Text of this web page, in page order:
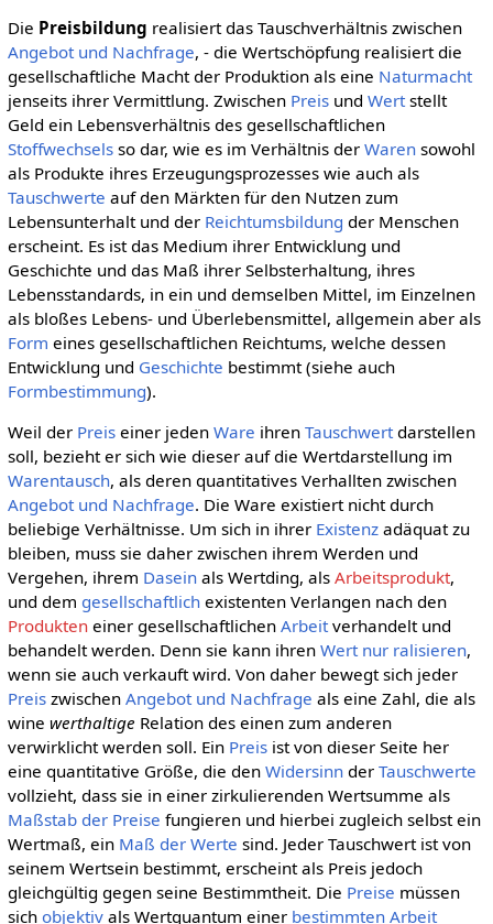
Die Preisbildung realisiert das Tauschverhältnis zwischen
Angebot und Nachfrage, - die Wertschöpfung realisiert die
gesellschaftliche Macht der Produktion als eine Naturmacht
jenseits ihrer Vermittlung. Zwischen Preisund Wertstellt
Geld ein Lebensverhältnis des gesellschaftlichen
Stoffwechselsso dar, wie es im Verhältnis der Warensowohl
als Produkte ihres Erzeugungsprozesses wie auch als
Tauschwerte auf den Märkten für den Nutzen zum
Lebensunterhalt und der Reichtumsbildung der Menschen
erscheint. Es ist das Medium ihrer Entwicklung und
Geschichte und das Maß ihrer Selbsterhaltung, ihres
Lebensstandards, in ein und demselben Mittel, im Einzelnen
als bloßes Lebens- und Überlebensmittel, allgemein aber als
Form eines gesellschaftlichen Reichtums, welche dessen
Entwicklung und Geschichte bestimmt (siehe auch
Formbestimmung).
Weil der Preiseiner jeden Ware ihren Tauschwertdarstellen
soll, bezieht er sich wie dieser auf die Wertdarstellung im
Warentausch, als deren quantitatives Verhallten zwischen
Angebot und Nachfrage. Die Ware existiert nicht durch
beliebige Verhältnisse. Um sich in ihrer Existenzadäquat zu
bleiben, muss sie daher zwischen ihrem Werden und
Vergehen, ihrem Daseinals Wertding, als Arbeitsprodukt,
und dem gesellschaftlichexistenten Verlangen nach den
Produkteneiner gesellschaftlichen Arbeitverhandelt und
behandelt werden. Denn sie kann ihren Wert nur ralisieren,
wenn sie auch verkauft wird. Von daher bewegt sich jeder
Preiszwischen Angebot und Nachfrage als eine Zahl, die als
wine werthaltige Relation des einen zum anderen
verwirklicht werden soll. Ein Preisist von dieser Seite her
eine quantitative Größe, die den Widersinnder Tauschwerte
vollzieht, dass sie in einer zirkulierenden Wertsumme als
Maßstab der Preise fungieren und hierbei zugleich selbst ein
Wertmaß, ein Maß der Werte sind. Jeder Tauschwert ist von
seinem Wertsein bestimmt, erscheint als Preis jedoch
gleichgültig gegen seine Bestimmtheit. Die Preise müssen
sich objektivals Wertquantum einer bestimmten Arbeit